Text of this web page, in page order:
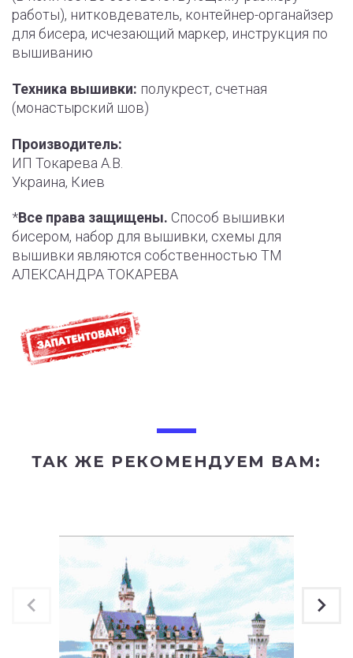
работы), нитковдеватель, контейнер-органайзер
для бисера, исчезающий маркер, инструкция по
вышиванию
Техника вышивки: полукрест, счетная
(монастырский шов)
Производитель:
ИП Токарева А.В.
Украина, Киев
*Все права защищены. Способ вышивки
бисером, набор для вышивки, схемы для
вышивки являются собственностью ТМ
АЛЕКСАНДРА ТОКАРЕВА
ТАК ЖЕ РЕКОМЕНДУЕМ ВАМ: